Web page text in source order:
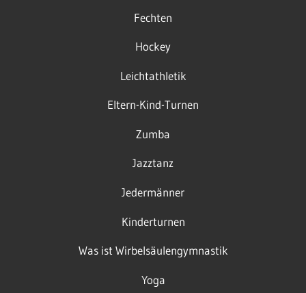
Fechten
Hockey
Leichtathletik
Eltern-Kind-Turnen
Zumba
Jazztanz
Jedermänner
Kinderturnen
Was ist Wirbelsäulengymnastik
Yoga